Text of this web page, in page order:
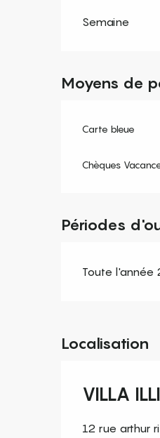
Semaine
Moyens de
Carte bleue
Chèques
Périodes
Toute l'année
Localisation
VILLA
12 rue arthur